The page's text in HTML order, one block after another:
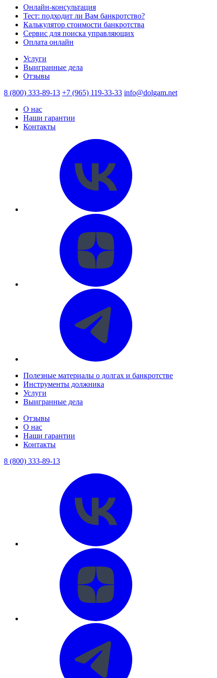
Онлайн-консультация
Тест: подходит ли Вам банкротство?
Калькулятор стоимости банкротства
Сервис для поиска управляющих
Оплата онлайн
Услуги
Выигранные дела
Отзывы
8 (800) 333-89-13 +7 (965) 119-33-33 info@dolgam.net
О нас
Наши гарантии
Контакты
Полезные материалы о долгах и банкротстве
Инструменты должника
Услуги
Выигранные дела
Отзывы
О нас
Наши гарантии
Контакты
8 (800) 333-89-13